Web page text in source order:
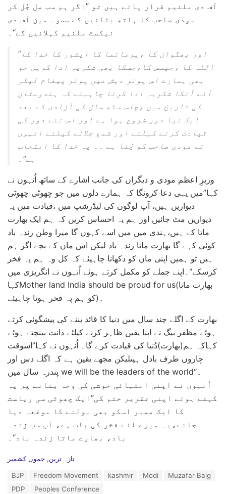
آف دی ملنیم قرار پائے ہیں تو ”اگر ہم سب مل جُل کر
مودی صاحب کا ہاتھ بٹائیں گے ….وہ مین آف دی
نیکسٹ ملنیم کہلائیں گے“۔
”اور بھگوان کا ،پرماتما کا ایشور کا خدا کا
اللہ کا ،جیسس کا،جسکا بھی شکریہ ادا کریں جو
بھی ہمارے اس پوتر دیش میں پوتر پیغام لیکر
آئے اُنکا شکریہ ادا کرنا چاہیئے کہ ہندوستان
کی تاریخ میں پچاس سٹھ سال کی آزادی کے بعد
ایک نیا دور شروع ہوا ہے اور اس نئے دور کی
قیادت کرنے کیلئے اور شمع جلانے کیلئے انہوں
نے مودی صاحب کو چُنا ہے ۔۔ یہ خدا کا انتخاب
ہے“۔
وزیرِ اعظم مودی و دیگراں کی جانب اشارے کے ساتھ اُنہوں نے
کہا”میں یہی دعا کرونگا کہ ہمارے دلوں میں جو چھوٹی چھوٹی
دیواریں ہیں، آپ لوگوں کی لیڈرشپ میں ،قیادت میں یہ
دیواریں مٹ جائیں اور ہم یہ احساس کریں کہ ہم ایک بھارت
ماتا کے ہیں،ہندی میں میں اسے کہوں گا میرا وطن زندہ باد
کوئی کہے گا بھارت ماتا زندہ باد لیکن اس ماں کے بچے اگر ہم
ہیں تو ہمیں اپنی ماں کو دکھانا چاہیئے کہ کل وہ ہم پہ فخر
کرسکے“۔اپنے جملے کو مکمل کرتے ہوئے اُنہوں نے انگریزی میں
کہاMother land India should be proud for us(بھارت ماتا
بھارت کے اگلے چند سال میں دنیا کا قائد بننے کی پیشگوئی کرتے
ہوئے مظفر بیگ نے اپنا یقین ظاہر کرنے کیلئے دانت بینچتے ہوئے
کہاکہ ہم(بھارت)دُنیا کی قیادت کرے گا۔ اُنہوں نے کہا”اسوقت
چاروں طرف بادل ہیںلیکن مجھے یقین ہے کہ اگلے دس اور
پندرہ سال میں we will be the leaders of the world“۔
اُنہوں نے اپنی انتہائی خوشی کی وجہ بتانے پر یہ
کہتے ہوئے اپنی تقریر ختم کی”ایک چھوٹی سی ریاست
کا ایک ممبر اسکو بھی بولنے کا موقعہ دیا
جائے،یہ میرے لئے فخر کی بات ہے، آپ سب زندہ
باد، بھارت ماتا زندہ باد“۔
C
تازہ ترین, جموں کشمیر
BJP Freedom Movement kashmir Modi
Muzafar Baig
PDP
Peoples Conference